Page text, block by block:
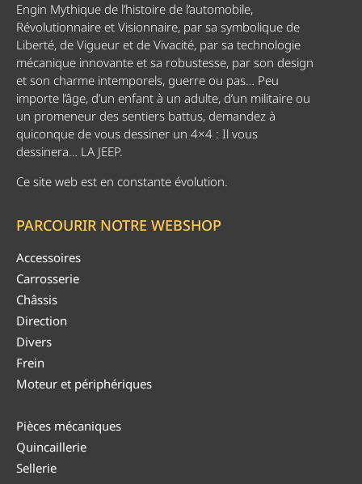
Engin Mythique de l’histoire de l’automobile,
Révolutionnaire et Visionnaire, par sa symbolique de
Liberté, de Vigueur et de Vivacité, par sa technologie
mécanique innovante et sa robustesse, par son design
et son charme intemporels, guerre ou pas… Peu
importe l’âge, d’un enfant à un adulte, d’un militaire ou
un promeneur des sentiers battus, demandez à
quiconque de vous dessiner un 4×4 : Il vous
dessinera… LA JEEP.
Ce site web est en constante évolution.
PARCOURIR NOTRE WEBSHOP
Accessoires
Carrosserie
Châssis
Direction
Divers
Frein
Moteur et périphériques
Pièces mécaniques
Quincaillerie
Sellerie